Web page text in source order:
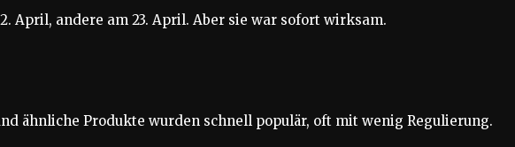
April, andere am 23. April. Aber sie war sofort wirksam.
ähnliche Produkte wurden schnell populär, oft mit wenig Regulierung.